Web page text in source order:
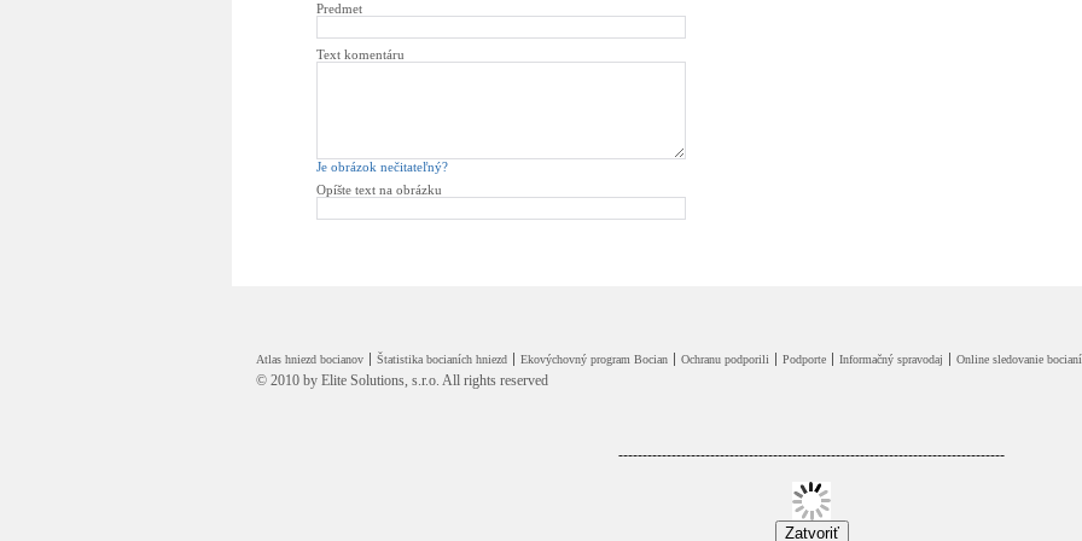
Predmet
Text komentáru
Je obrázok nečitateľný?
Opíšte text na obrázku
Atlas hniezd bocianov Štatistika bocianích hniezd Ekovýchovný program Bocian Ochranu podporili Podporte Informačný spravodaj Online sledovanie
© 2010 by Elite Solutions, s.r.o. All rights reserved
--------------------------------------------------------------------------------